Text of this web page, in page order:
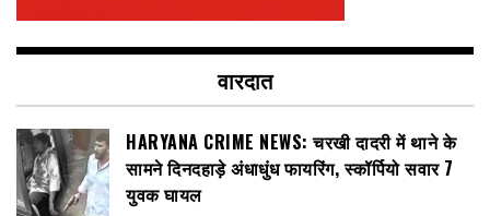
वारदात
HARYANA CRIME NEWS: चरखी दादरी में थाने के
सामने दिनदहाड़े अंधाधुंध फायरिंग, स्कॉर्पियो सवार 7
युवक घायल